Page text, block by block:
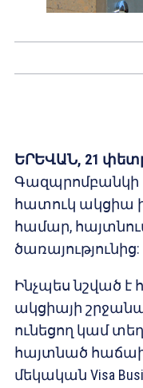
ԵՐԵՎԱՆ, 21
Գազպրոմբանկի
հատուկ
համար,
ծառայությունից:
Ինչպես նշված է
ակցիայի
ունեցող կամ
հայտնած
մեկական Visa